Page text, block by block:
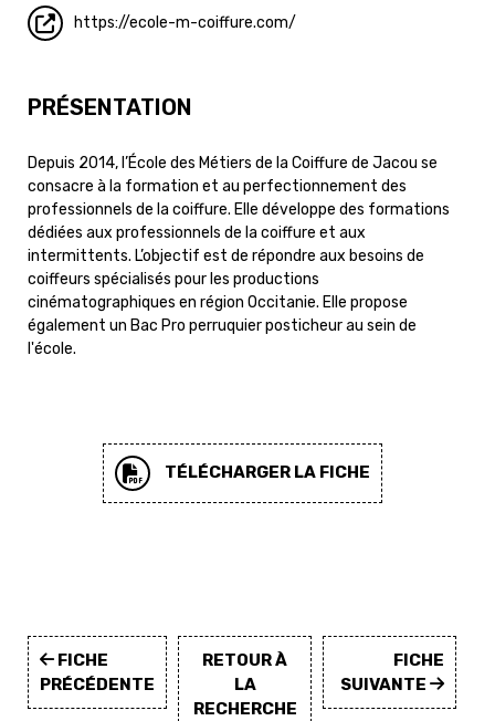
https://ecole-m-coiffure.com/
PRÉSENTATION
Depuis 2014, l’École des Métiers de la Coiffure de Jacou se
consacre à la formation et au perfectionnement des
professionnels de la coiffure. Elle développe des formations
dédiées aux professionnels de la coiffure et aux
intermittents. L’objectif est de répondre aux besoins de
coiffeurs spécialisés pour les productions
cinématographiques en région Occitanie. Elle propose
également un Bac Pro perruquier posticheur au sein de
l'école.
TÉLÉCHARGER LA FICHE
FICHE
PRÉCÉDENTE
RETOUR À
LA
RECHERCHE
FICHE
SUIVANTE